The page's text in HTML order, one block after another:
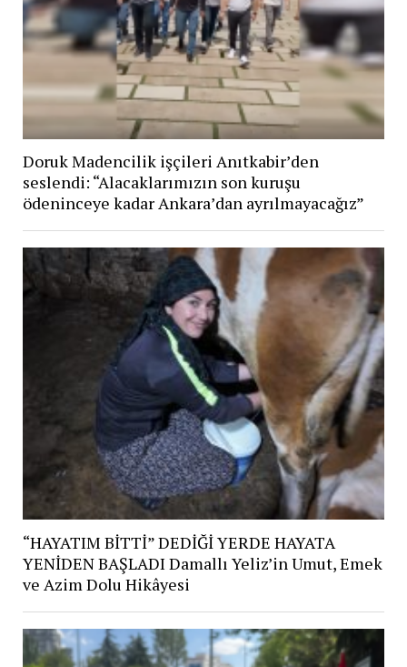
Doruk Madencilik işçileri Anıtkabir’den
seslendi: “Alacaklarımızın son kuruşu
ödeninceye kadar Ankara’dan ayrılmayacağız”
“HAYATIM BİTTİ” DEDİĞİ YERDE HAYATA
YENİDEN BAŞLADI Damallı Yeliz’in Umut, Emek
ve Azim Dolu Hikâyesi